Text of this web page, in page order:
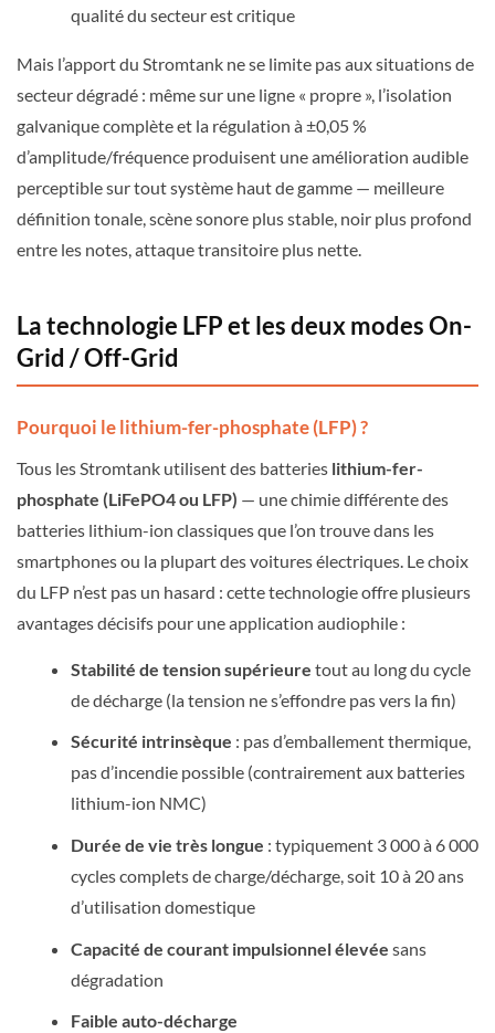
qualité du secteur est critique
Mais l’apport du Stromtank ne se limite pas aux situations de
secteur dégradé : même sur une ligne « propre », l’isolation
galvanique complète et la régulation à ±0,05 %
d’amplitude/fréquence produisent une amélioration audible
perceptible sur tout système haut de gamme — meilleure
définition tonale, scène sonore plus stable, noir plus profond
entre les notes, attaque transitoire plus nette.
La technologie LFP et les deux modes On-
Grid / Off-Grid
Pourquoi le lithium-fer-phosphate (LFP) ?
Tous les Stromtank utilisent des batteries lithium-fer-
phosphate (LiFePO4 ou LFP) — une chimie différente des
batteries lithium-ion classiques que l’on trouve dans les
smartphones ou la plupart des voitures électriques. Le choix
du LFP n’est pas un hasard : cette technologie offre plusieurs
avantages décisifs pour une application audiophile :
Stabilité de tension supérieure tout au long du cycle
de décharge (la tension ne s’effondre pas vers la fin)
Sécurité intrinsèque : pas d’emballement thermique,
pas d’incendie possible (contrairement aux batteries
lithium-ion NMC)
Durée de vie très longue : typiquement 3 000 à 6 000
cycles complets de charge/décharge, soit 10 à 20 ans
d’utilisation domestique
Capacité de courant impulsionnel élevée sans
dégradation
Faible auto-décharge